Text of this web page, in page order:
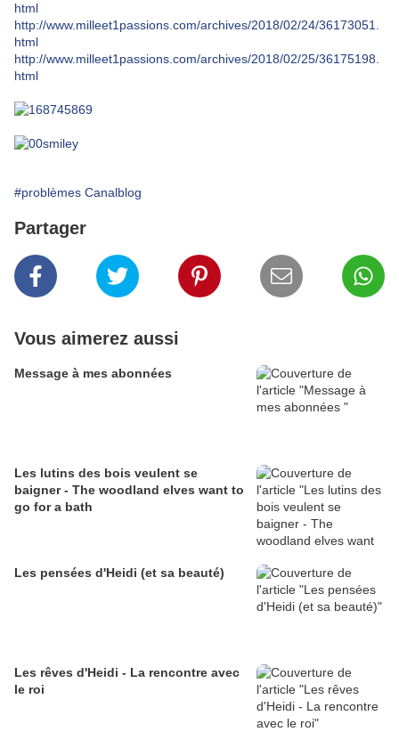
html
http://www.milleet1passions.com/archives/2018/02/24/36173051.
html
http://www.milleet1passions.com/archives/2018/02/25/36175198.
html
#problèmes Canalblog
Partager
Vous aimerez aussi
Message à mes abonnées
Les lutins des bois veulent se
baigner - The woodland elves want to
go for a bath
Les pensées d'Heidi (et sa beauté)
Les rêves d'Heidi - La rencontre avec
le roi